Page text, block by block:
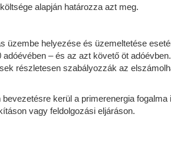
alapján határozza azt meg.
üzembe helyezése és üzemeltetése
– és az azt követő öt
részletesen szabályozzák az
kerül a primerenergia fogalma
vagy feldolgozási eljáráson.